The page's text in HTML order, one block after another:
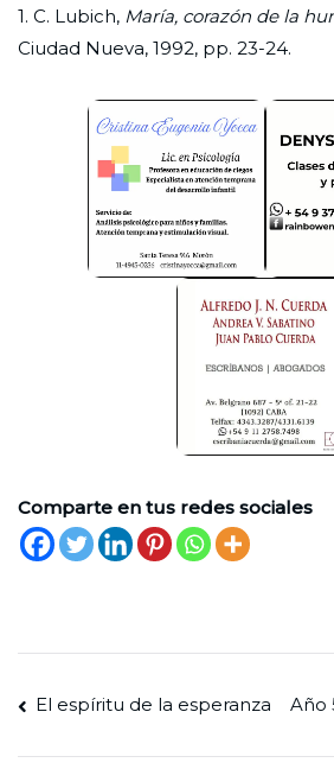
1. C. Lubich, María, corazón de la
Ciudad Nueva, 1992, pp. 23-24.
Comparte en tus redes sociales
Navegación
El espíritu de la esperanza Año